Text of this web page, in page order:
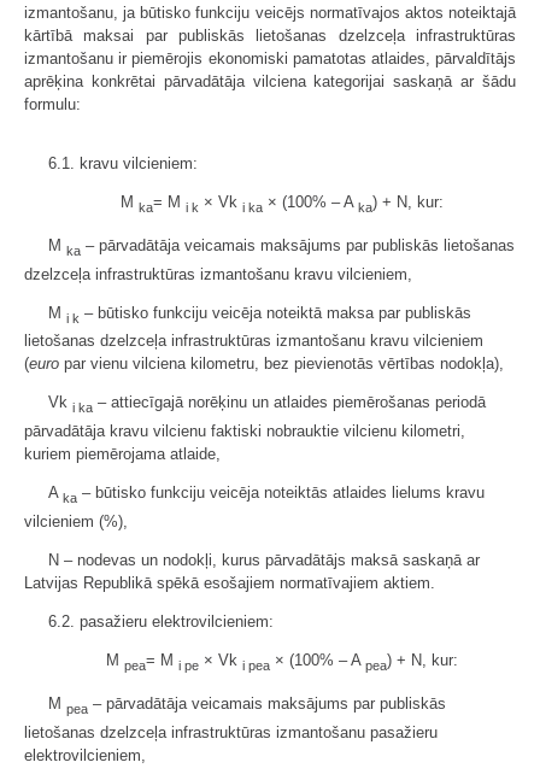
izmantošanu, ja būtisko funkciju veicējs normatīvajos aktos noteiktajā
kārtībā maksai par publiskās lietošanas dzelzceļa infrastruktūras
izmantošanu ir piemērojis ekonomiski pamatotas atlaides, pārvaldītājs
aprēķina konkrētai pārvadātāja vilciena kategorijai saskaņā ar šādu
formulu:
6.1. kravu vilcieniem:
M ka= M i k × Vk i ka × (100% – A ka) + N, kur:
M ka – pārvadātāja veicamais maksājums par publiskās lietošanas
dzelzceļa infrastruktūras izmantošanu kravu vilcieniem,
M i k – būtisko funkciju veicēja noteiktā maksa par publiskās
lietošanas dzelzceļa infrastruktūras izmantošanu kravu vilcieniem
(euro par vienu vilciena kilometru, bez pievienotās vērtības nodokļa),
Vk i ka – attiecīgajā norēķinu un atlaides piemērošanas periodā
pārvadātāja kravu vilcienu faktiski nobrauktie vilcienu kilometri,
kuriem piemērojama atlaide,
A ka – būtisko funkciju veicēja noteiktās atlaides lielums kravu
vilcieniem (%),
N – nodevas un nodokļi, kurus pārvadātājs maksā saskaņā ar
Latvijas Republikā spēkā esošajiem normatīvajiem aktiem.
6.2. pasažieru elektrovilcieniem:
M pea= M i pe × Vk i pea × (100% – A pea) + N, kur:
M pea – pārvadātāja veicamais maksājums par publiskās
lietošanas dzelzceļa infrastruktūras izmantošanu pasažieru
elektrovilcieniem,